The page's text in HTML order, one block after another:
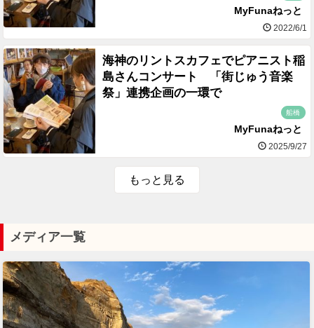
MyFunaねっと
2022/6/1
海神のリントスカフェでピアニスト稲
島さんコンサート 「街じゅう音楽
祭」連携企画の一環で
船橋
MyFunaねっと
2025/9/27
もっと見る
メディア一覧